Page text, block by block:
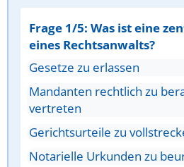
Frage 1/5: Was ist eine
eines Rechtsanwalts?
Gesetze zu erlassen
Mandanten rechtlich zu
vertreten
Gerichtsurteile zu
Notarielle Urkunden zu